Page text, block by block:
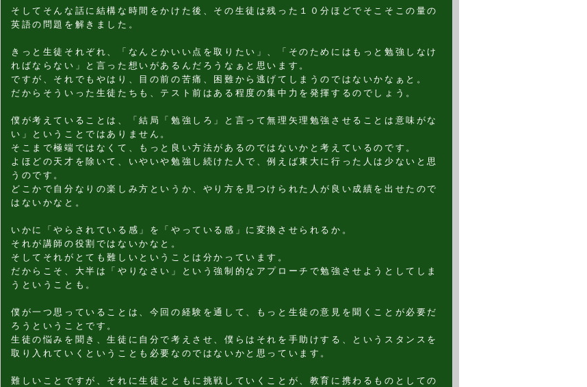
そしてそんな話に結構な時間をかけた後、その生徒は残った１０分ほどでそこそこの量の
英語の問題を解きました。
きっと生徒それぞれ、「なんとかいい点を取りたい」、「そのためにはもっと勉強しなけ
ればならない」と言った想いがあるんだろうなぁと思います。
ですが、それでもやはり、目の前の苦痛、困難から逃げてしまうのではないかなぁと。
だからそういった生徒たちも、テスト前はある程度の集中力を発揮するのでしょう。
僕が考えていることは、「結局「勉強しろ」と言って無理矢理勉強させることは意味がな
い」ということではありません。
そこまで極端ではなくて、もっと良い方法があるのではないかと考えているのです。
よほどの天才を除いて、いやいや勉強し続けた人で、例えば東大に行った人は少ないと思
うのです。
どこかで自分なりの楽しみ方というか、やり方を見つけられた人が良い成績を出せたので
はないかなと。
いかに「やらされている感」を「やっている感」に変換させられるか。
それが講師の役割ではないかなと。
そしてそれがとても難しいということは分かっています。
だからこそ、大半は「やりなさい」という強制的なアプローチで勉強させようとしてしま
うということも。
僕が一つ思っていることは、今回の経験を通して、もっと生徒の意見を聞くことが必要だ
ろうということです。
生徒の悩みを聞き、生徒に自分で考えさせ、僕らはそれを手助けする、というスタンスを
取り入れていくということも必要なのではないかと思っています。
難しいことですが、それに生徒とともに挑戦していくことが、教育に携わるものとしての